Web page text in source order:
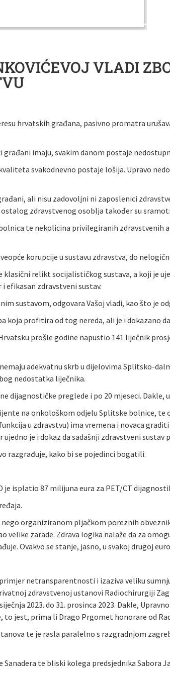
VLADI
hrvatskih građana, pasivno promatra
građani imaju, svakim danom postaje
svakodnevno postaje lošija. Upravo
ali nisu zadovoljni ni zaposlenici
zdravstvenog osoblja također su
te nekolicina privilegiranih
korupcije u sustavu zdravstva, do
klasični relikt socijalističkog sustava, a koji je
efikasan zdravstveni sustav.
sustavom, odgovara Vašoj vladi, kao što je
koja profitira od tog nereda, ali je i dokazano
prošle godine napustio 141 liječnik
adekvatnu skrb u dijelovima Splitsko-
nedostatka liječnika.
dijagnostičke preglede i po 20 mjeseci.
na onkološkom odjelu Splitske bolnice, te
u zdravstvu) ima vremena i novaca
je i dokaz da sadašnji zdravstveni
razgrađuje, kako bi se pojedinci bogatili.
isplatio 87 milijuna eura za PET/CT
organiziranom pljačkom poreznih
zarade. Zdrava logika nalaže da za
Ovakvo se stanje, jasno, u svakoj drugoj
netransparentnosti i izaziva veliku
zdravstvenoj ustanovi Radiochirurgiji
2023. do 31. prosinca 2023. Dakle,
to jest, prima li Drago Prgomet honorare od
te je rasla paralelno s razgradnjom
te bliski kolega predsjednika Sabora